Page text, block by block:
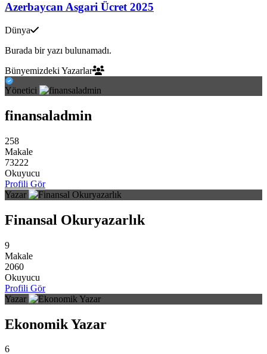
Azerbaycan Asgari Ücret 2025
Dünya
Burada bir yazı bulunamadı.
Bünyemizdeki Yazarlar
Yönetici
finansaladmin
258
Makale
73222
Okuyucu
Profili Gör
Yazar
Finansal Okuryazarlık
9
Makale
2060
Okuyucu
Profili Gör
Yazar
Ekonomik Yazar
6